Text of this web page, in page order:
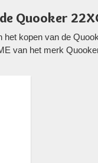
Quooker
het kopen van de
van het merk